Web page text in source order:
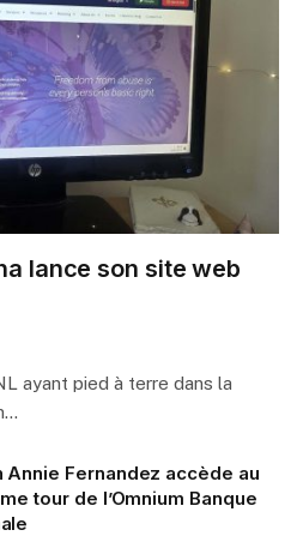
lance son site web
ayant pied à terre dans la
Annie Fernandez accède au
tour de l’Omnium Banque